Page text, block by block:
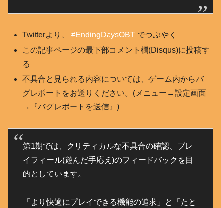
Twitterより、#EndingDaysOBT でつぶやく
この記事ページの最下部コメント欄(Disqus)に投稿す
る
不具合と見られる内容については、ゲーム内からバ
グレポートをお送りください。(メニュー→設定画面
→『バグレポートを送信』)
第1期では、クリティカルな不具合の確認、プレ
イフィール(遊んだ手応え)のフィードバックを目
的としています。
「より快適にプレイできる機能の追求」と「たと